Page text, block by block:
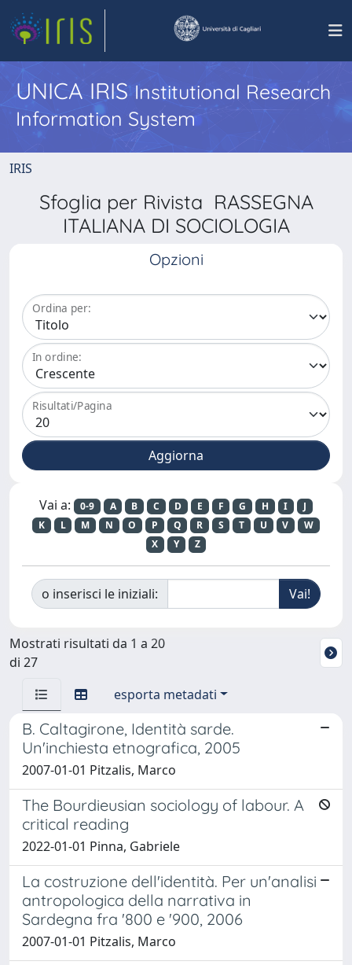
UNICA IRISInstitutional Research
Information System
IRIS
Sfoglia per Rivista RASSEGNA
ITALIANA DI SOCIOLOGIA
Opzioni
Ordina per:
In ordine:
Risultati/Pagina
Vai a: 0-9 A B C D E F G H I
J
K
L M N O P Q R S T U V
W
X
Y Z
o inserisci le iniziali:
Mostrati risultati da 1 a 20
di 27
esporta metadati
B. Caltagirone, Identità sarde.
Un'inchiesta etnografica, 2005
2007-01-01 Pitzalis, Marco
The Bourdieusian sociology of labour. A
critical reading
2022-01-01 Pinna, Gabriele
La costruzione dell'identità. Per un'analisi
antropologica della narrativa in
Sardegna fra '800 e '900, 2006
2007-01-01 Pitzalis, Marco